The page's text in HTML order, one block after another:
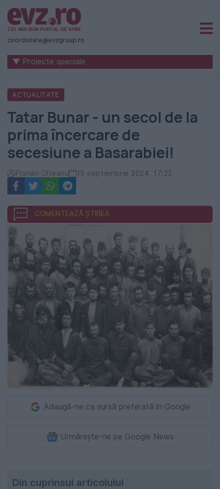
Știri
naționale
internaționale
România
Evenimentul
Zilei
coordonare@evzgroup.ro
▼ Proiecte speciale
ACTUALITATE
Tatar Bunar - un secol de la
prima încercare de
secesiune a Basarabiei!
Florian Olteanu 15 septembrie 2024, 17:22
COMENTEAZĂ ȘTIREA
Adaugă-ne ca sursă preferată în Google
Urmărește-ne pe Google News
Din cuprinsul articolului